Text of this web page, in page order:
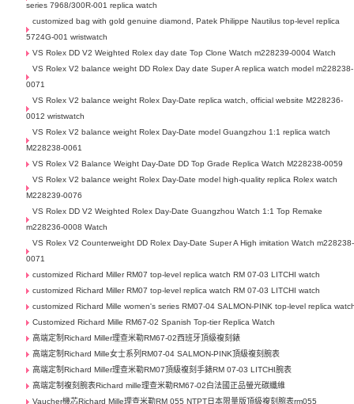
series 7968/300R-001 replica watch
customized bag with gold genuine diamond, Patek Philippe Nautilus top-level replica
5724G-001 wristwatch
VS Rolex DD V2 Weighted Rolex day date Top Clone Watch m228239-0004 Watch
VS Rolex V2 balance weight DD Rolex Day date Super A replica watch model m228238-
0071
VS Rolex V2 balance weight Rolex Day-Date replica watch, official website M228236-
0012 wristwatch
VS Rolex V2 balance weight Rolex Day-Date model Guangzhou 1:1 replica watch
M228238-0061
VS Rolex V2 Balance Weight Day-Date DD Top Grade Replica Watch M228238-0059
VS Rolex V2 balance weight Rolex Day-Date model high-quality replica Rolex watch
M228239-0076
VS Rolex DD V2 Weighted Rolex Day-Date Guangzhou Watch 1:1 Top Remake
m228236-0008 Watch
VS Rolex V2 Counterweight DD Rolex Day-Date Super A High imitation Watch m228238-
0071
customized Richard Miller RM07 top-level replica watch RM 07-03 LITCHI watch
customized Richard Miller RM07 top-level replica watch RM 07-03 LITCHI watch
customized Richard Mille women's series RM07-04 SALMON-PINK top-level replica
Customized Richard Mille RM67-02 Spanish Top-tier Replica Watch
高端定制Richard Miller理查米勒RM67-02西班牙頂級複刻錶
高端定制Richard Mille女士系列RM07-04 SALMON-PINK頂級複刻腕表
高端定制Richard Miller理查米勒RM07頂級複刻手錶RM 07-03 LITCHI腕表
高端定制複刻腕表Richard mille理查米勒RM67-02白法國正品螢光碳纖維
Vaucher機芯Richard Mille理查米勒RM 055 NTPT日本限量版頂級複刻腕表rm055